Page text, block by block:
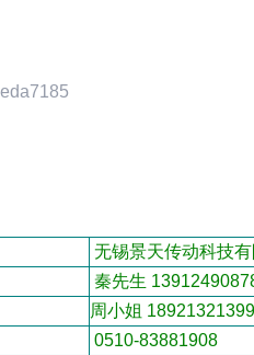
无锡景天传动科技
秦先生
周小姐 18921321399
0510-83881908